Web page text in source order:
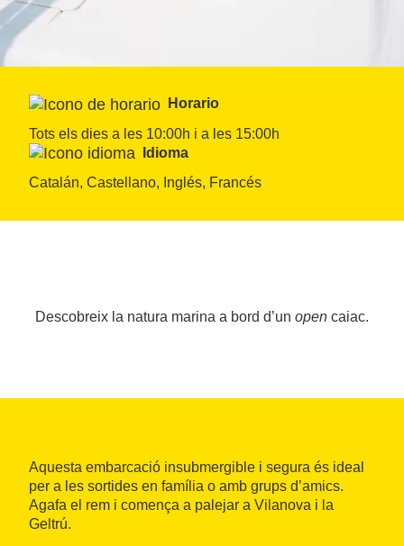
Horario
Tots els dies a les 10:00h i a les 15:00h
Idioma
Catalán, Castellano, Inglés, Francés
Descobreix la natura marina a bord d’un open caiac.
Aquesta embarcació insubmergible i segura és ideal
per a les sortides en família o amb grups d’amics.
Agafa el rem i comença a palejar a Vilanova i la
Geltrú.